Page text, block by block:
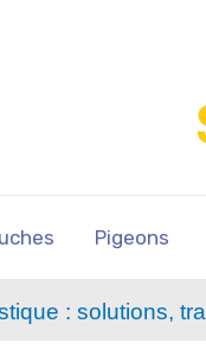
Pigeons
: solutions,